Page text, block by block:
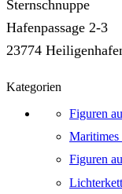
Sternschnuppe
Hafenpassage 2-3
23774
Kategorien
Figuren
Maritimes
Figuren